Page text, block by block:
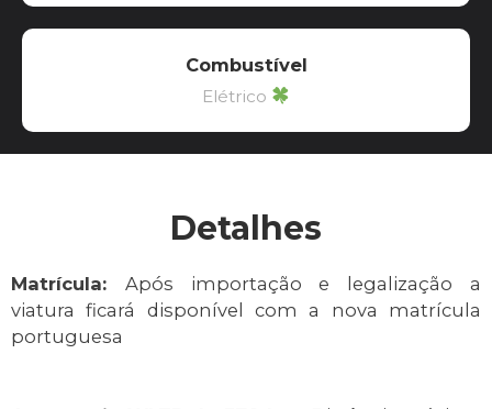
Combustível
Elétrico
Detalhes
Matrícula: Após importação e legalização a
viatura ficará disponível com a nova matrícula
portuguesa